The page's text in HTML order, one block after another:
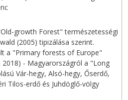
growth Forest" természetességi
(2005) tipizálása szerint.
a "Primary forests of Europe"
2018) - Magyarországról a "Long
Vár-hegy, Alsó-hegy, Őserdő,
Tilos-erdő és Juhdöglő-völgy